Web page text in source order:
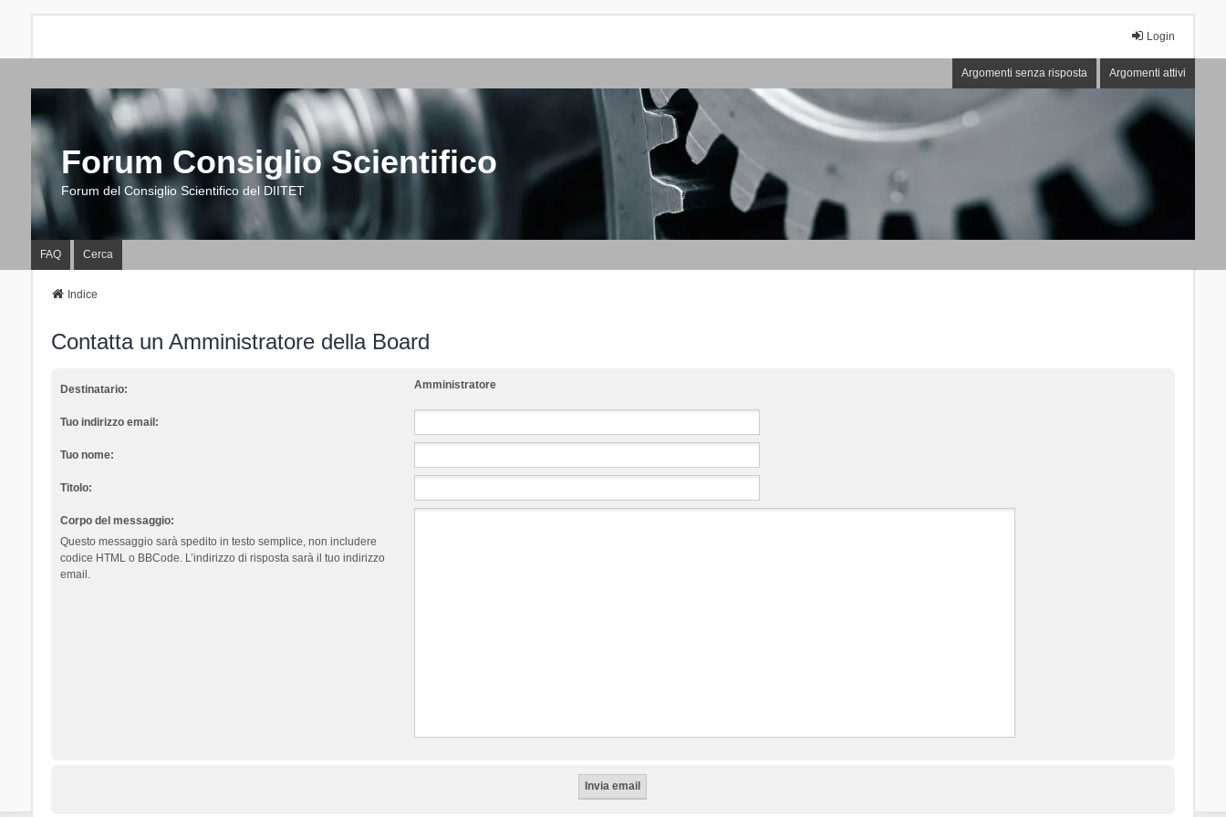
Login
Argomenti senza risposta Argomenti attivi
Forum Consiglio Scientifico
Forum del Consiglio Scientifico del DIITET
FAQ Cerca
Indice
Contatta un Amministratore della Board
Destinatario: Amministratore
Tuo indirizzo email:
Tuo nome:
Titolo:
Corpo del messaggio:
Questo messaggio sarà spedito in testo semplice, non includere
codice HTML o BBCode. L’indirizzo di risposta sarà il tuo indirizzo
email.